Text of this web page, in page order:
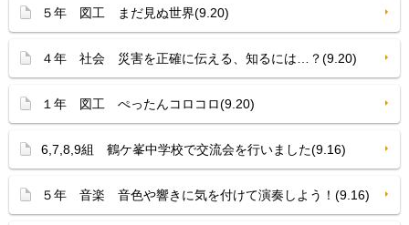
５年 図工 まだ見ぬ世界(9.20)
４年 社会 災害を正確に伝える、知るには…？(9.20)
１年 図工 ぺったんコロコロ(9.20)
6,7,8,9組 鶴ケ峯中学校で交流会を行いました(9.16)
５年 音楽 音色や響きに気を付けて演奏しよう！(9.16)